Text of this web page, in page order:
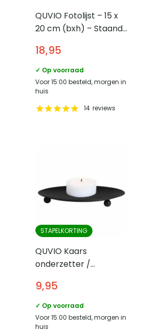
QUVIO Fotolijst – 15 x
20 cm (bxh) – Staand
18,95
✓ Op voorraad
Voor 15:00 besteld, morgen in
huis
14 reviews
STAPELKORTING
QUVIO Kaars
onderzetter /
Diameter 10 cm
9,95
✓ Op voorraad
Voor 15:00 besteld, morgen in
huis